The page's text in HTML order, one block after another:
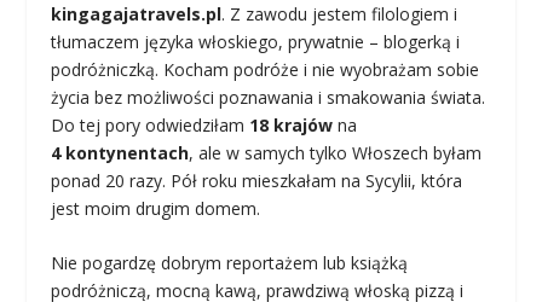
kingagajatravels.pl. Z zawodu jestem filologiem i
tłumaczem języka włoskiego, prywatnie – blogerką i
podróżniczką. Kocham podróże i nie wyobrażam sobie
życia bez możliwości poznawania i smakowania świata.
Do tej pory odwiedziłam 18 krajów na
4 kontynentach, ale w samych tylko Włoszech byłam
ponad 20 razy. Pół roku mieszkałam na Sycylii, która
jest moim drugim domem.
Nie pogardzę dobrym reportażem lub książką
podróżniczą, mocną kawą, prawdziwą włoską pizzą i